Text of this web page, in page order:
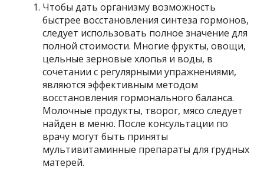
Чтобы дать организму возможность
быстрее восстановления синтеза гормонов,
следует использовать полное значение для
полной стоимости. Многие фрукты, овощи,
цельные зерновые хлопья и воды, в
сочетании с регулярными упражнениями,
являются эффективным методом
восстановления гормонального баланса.
Молочные продукты, творог, мясо следует
найден в меню. После консультации по
врачу могут быть приняты
мультивитаминные препараты для грудных
матерей.